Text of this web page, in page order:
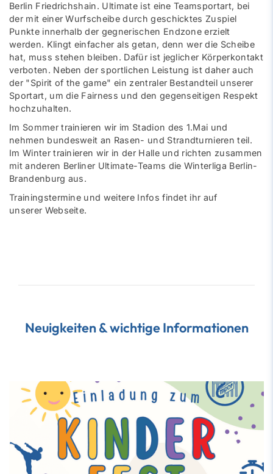
Berlin Friedrichshain. Ultimate ist eine Teamsportart, bei
der mit einer Wurfscheibe durch geschicktes Zuspiel
Punkte innerhalb der gegnerischen Endzone erzielt
werden. Klingt einfacher als getan, denn wer die Scheibe
hat, muss stehen bleiben. Dafür ist jeglicher Körperkontakt
verboten. Neben der sportlichen Leistung ist daher auch
der "Spirit of the game" ein zentraler Bestandteil unserer
Sportart, um die Fairness und den gegenseitigen Respekt
hochzuhalten.
Im Sommer trainieren wir im Stadion des 1.Mai und
nehmen bundesweit an Rasen- und Strandturnieren teil.
Im Winter trainieren wir in der Halle und richten zusammen
mit anderen Berliner Ultimate-Teams die Winterliga Berlin-
Brandenburg aus.
Trainingstermine und weitere Infos findet ihr auf
unserer Webseite.
Neuigkeiten & wichtige Informationen